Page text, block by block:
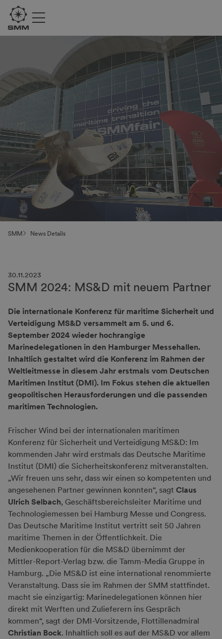
SMM News Details
30.11.2023
SMM 2024: MS&D mit neuem Partner
Die internationale Konferenz für maritime Sicherheit und
Verteidigung MS&D versammelt am 5. und 6.
September 2024 wieder hochrangige
Marinedelegationen in den Hamburger Messehallen.
Inhaltlich gestaltet wird die Konferenz im Rahmen der
Weltleitmesse in diesem Jahr erstmals vom Deutschen
Maritimen Institut (DMI). Im Fokus stehen die aktuellen
geopolitischen Herausforderungen und die passenden
maritimen Technologien.
Frischer Wind bei der internationalen maritimen
Konferenz für Sicherheit und Verteidigung MS&D: Im
kommenden Jahr wird erstmals das Deutsche Maritime
Institut (DMI) die Sicherheitskonferenz mitveranstalten.
„Wir freuen uns sehr, dass wir einen so kompetenten und
angesehenen Partner gewinnen konnten“, sagt Claus
Ulrich Selbach, Geschäftsbereichsleiter Maritime und
Technologiemessen bei Hamburg Messe und Congress.
Das Deutsche Maritime Institut vertritt seit 50 Jahren
maritime Themen in der Öffentlichkeit. Die
Medienkooperation für die MS&D übernimmt der
Mittler-Report-Verlag bzw. die Tamm-Media Gruppe in
Hamburg. „Die MS&D ist eine international renommierte
Veranstaltung. Dass sie im Rahmen der SMM stattfindet.
macht sie einzigartig: Marinedelegationen können hier
direkt mit Werften und Zulieferern ins Gespräch
kommen“, sagt der DMI-Vorsitzende, Flottillenadmiral
Christian Bock. Inhaltlich soll es auf der MS&D vor allem